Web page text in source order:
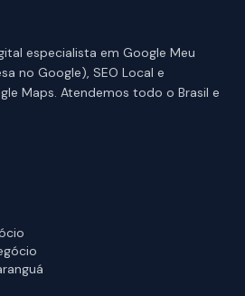
especialista em Google Meu
no Google), SEO Local e
Maps. Atendemos todo o Brasil e